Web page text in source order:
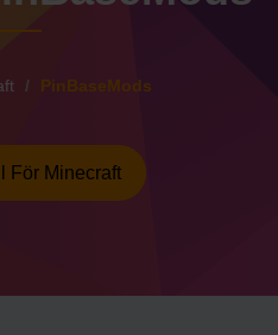
PinBaseMods
För Minecraft